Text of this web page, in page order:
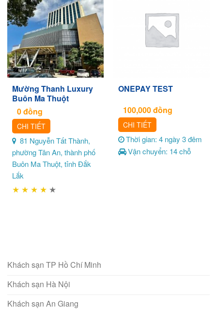
Mường Thanh Luxury
Buôn Ma Thuột
0đồng
CHI TIẾT
81 Nguyễn Tất Thành,
phường Tân An, thành phố
Buôn Ma Thuột, tỉnh Đắk
Lắk
★ ★ ★ ★ ★
ONEPAY TEST
100,000đồng
CHI TIẾT
Thời gian: 4 ngày 3 đêm
Vận chuyển: 14 chỗ
Khách sạn TP Hồ Chí Minh
Khách sạn Hà Nội
Khách sạn An Giang